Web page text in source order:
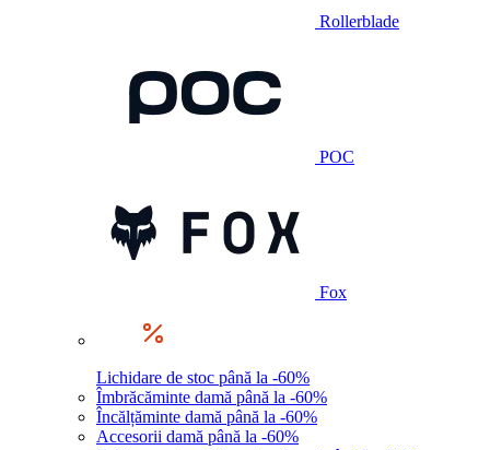
Rollerblade
POC
Fox
Lichidare de stoc până la -60%
Îmbrăcăminte damă până la -60%
Încălțăminte damă până la -60%
Accesorii damă până la -60%